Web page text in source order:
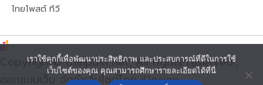
ไทยโพสต์ ทีวี
Copyright© thaipost.net, All rights reserved.,
ออกแบบเว็บ จัดทำเว็บไซต์โดย iDesign
เราใช้คุกกี้เพื่อพัฒนาประสิทธิภาพ และประสบการณ์ที่ดีในการใช้
เว็บไซต์ของคุณ คุณสามารถศึกษารายละเอียดได้ที่นี่